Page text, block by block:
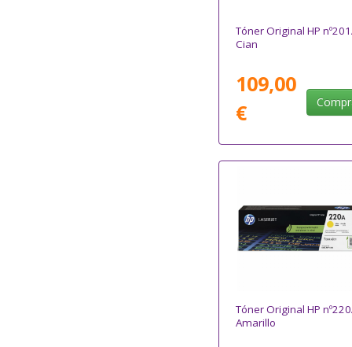
Tóner Original HP
Cian
109,00
€
Tóner Original HP
Amarillo